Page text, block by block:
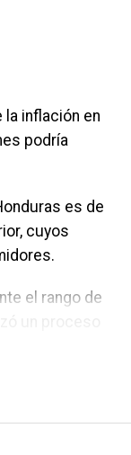
la inflación en
podría
es de
cuyos
el rango de
a 5.8% y